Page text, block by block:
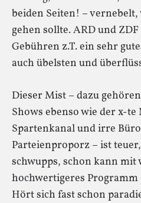
beiden Seiten! –
gehen sollte. ARD und
Gebühren z.T. ein sehr
auch übelsten und
Dieser Mist – dazu
Shows ebenso wie der x-
Spartenkanal und irre
Parteienproporz – ist
schwupps, schon kann mit
hochwertigeres
Hört sich fast schon